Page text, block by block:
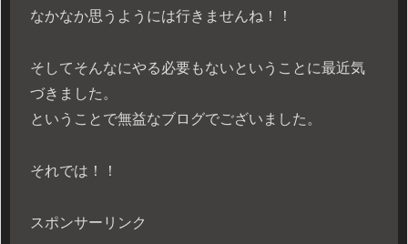
なかなか思うようには行きませんね！！
そしてそんなにやる必要もないということに最近気
づきました。
ということで無益なブログでございました。
それでは！！
スポンサーリンク